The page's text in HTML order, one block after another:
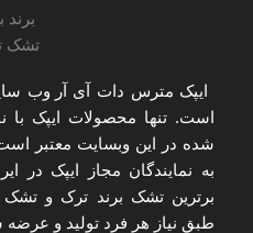
ایپک مترس دات آی آر وب
است. تنها محصولات ایپک با
شده در این وبسایت معتبر
به نمایندگان مجاز ایپک در
برترین تشک برند ترک و
طبق نیاز هر فرد تولید و